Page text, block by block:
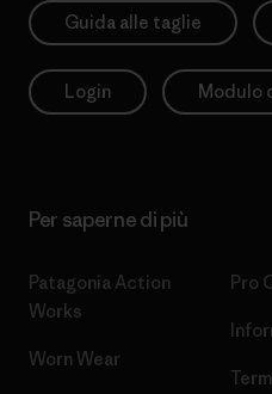
Guida alle taglie
Login Modulo
Per saperne di più
Patagonia Action
Works
Worn Wear
Pro